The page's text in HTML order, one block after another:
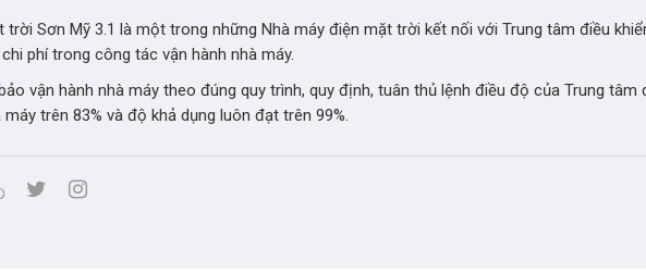
trời Sơn Mỹ 3.1 là một trong những Nhà máy điện mặt trời kết nối với Trung tâm điều
phí trong công tác vận hành nhà máy.
vận hành nhà máy theo đúng quy trình, quy định, tuân thủ lệnh điều độ của Trung
trên 83% và độ khả dụng luôn đạt trên 99%.